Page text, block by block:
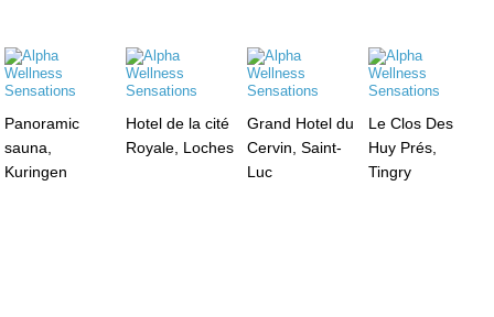
Panoramic
sauna,
Kuringen
Hotel de la cité
Royale, Loches
Grand Hotel du
Cervin, Saint-
Luc
Le Clos Des
Huy Prés,
Tingry